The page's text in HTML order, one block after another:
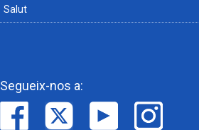
Salut
Segueix-nos a: